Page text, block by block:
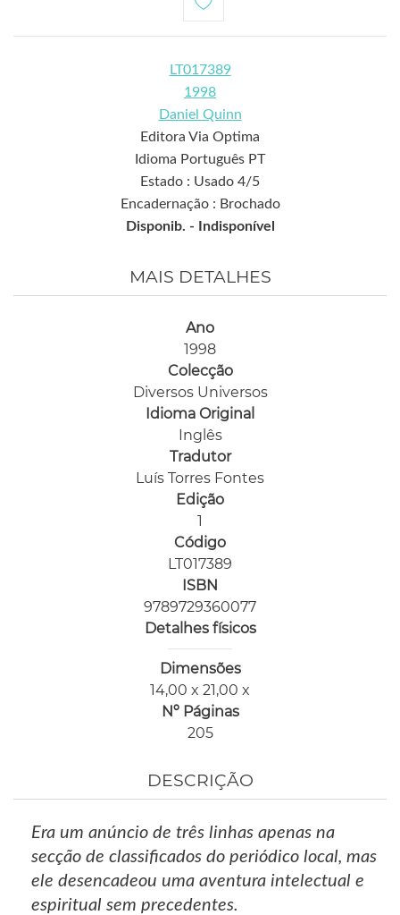
LT017389
1998
Daniel Quinn
Editora Via Optima
Idioma Português PT
Estado : Usado 4/5
Encadernação : Brochado
Disponib. -
Indisponível
MAIS DETALHES
Ano
1998
Colecção
Diversos Universos
Idioma Original
Inglês
Tradutor
Luís Torres Fontes
Edição
1
Código
LT017389
ISBN
9789729360077
Detalhes físicos
Dimensões
14,00 x 21,00 x
Nº Páginas
205
DESCRIÇÃO
Era um anúncio de três linhas apenas na
secção de classificados do periódico local, mas
ele desencadeou uma aventura intelectual e
espiritual sem precedentes.